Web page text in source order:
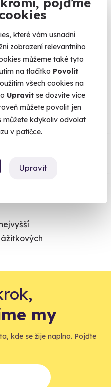
které vám usnadní
zobrazení relevantního
můžeme také tyto
na tlačítko Povolit
všech cookies na
Upravit se dozvíte více
můžete povolit jen
můžete kdykoliv odvolat
v patičce.
Upravit
která se s ním rozhodne
v ruce, bok po boku,
společném kroku za hranu
máme
zákazníků.
my
kde se žije naplno. Pojďte